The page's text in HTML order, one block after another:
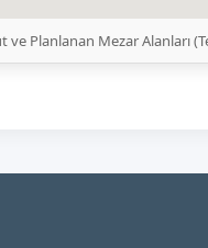
ve Planlanan Mezar Alanları